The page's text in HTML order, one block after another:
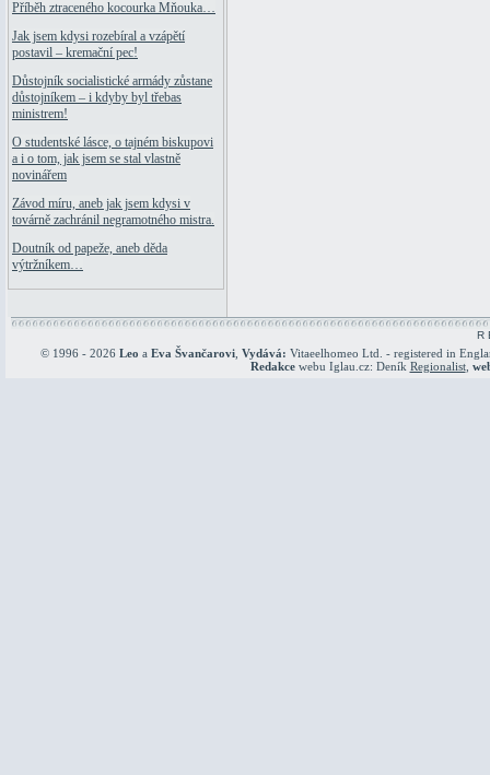
Příběh ztraceného kocourka Mňouka…
Jak jsem kdysi rozebíral a vzápětí
postavil – kremační pec!
Důstojník socialistické armády zůstane
důstojníkem – i kdyby byl třebas
ministrem!
O studentské lásce, o tajném biskupovi
a i o tom, jak jsem se stal vlastně
novinářem
Závod míru, aneb jak jsem kdysi v
továrně zachránil negramotného mistra.
Doutník od papeže, aneb děda
výtržníkem…
R
© 1996 - 2026 Leo a Eva Švančarovi, Vydává: Vitaeelhomeo Ltd. - registered in
Redakcewebu Iglau.cz: Deník Regionalist,